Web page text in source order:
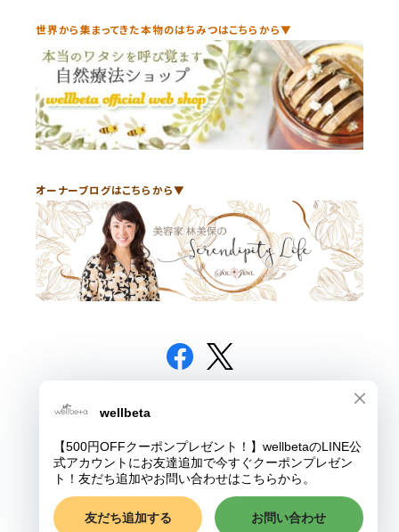
世界から集まってきた本物のはちみつはこちらから▼
オーナーブログはこちらから▼
© wellbeta
Powered by